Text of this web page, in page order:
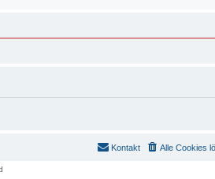
Alle Cookies
Kontakt